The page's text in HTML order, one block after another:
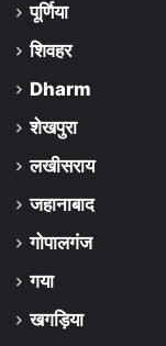
पूर्णिया
शिवहर
Dharm
शेखपुरा
लखीसराय
जहानाबाद
गोपालगंज
गया
खगड़िया